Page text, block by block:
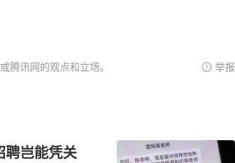
腾讯网的观点和立场。 举报
聘岂能凭关